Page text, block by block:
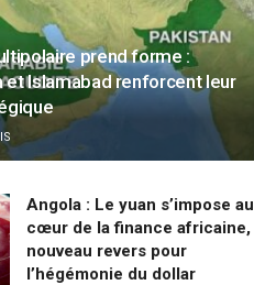
prend forme :
et Islamabad renforcent leur
Angola : Le yuan s’impose au
cœur de la finance africaine,
nouveau revers pour
l’hégémonie du dollar